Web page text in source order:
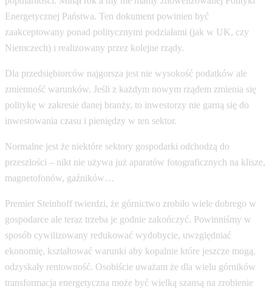
Energetycznej Państwa. Ten dokument powinien być
zaakceptowany ponad politycznymi podziałami (jak w UK, czy
Niemczech) i realizowany przez kolejne rządy.
Dla przedsiębiorców najgorsza jest nie wysokość podatków ale
zmienność warunków. Jeśli z każdym nowym rządem zmienia się
politykę w zakresie danej branży, to inwestorzy nie garną się do
inwestowania czasu i pieniędzy w ten sektor.
Normalne jest że niektóre sektory gospodarki odchodzą do
przeszłości – nikt nie używa już aparatów fotograficznych na klisze,
magnetofonów, gaźników…
Premier Steinhoff twierdzi, że górnictwo zrobiło wiele dobrego w
gospodarce ale teraz trzeba je godnie zakończyć. Powinniśmy w
sposób cywilizowany redukować wydobycie, uwzględniać
ekonomię, kształtować warunki aby kopalnie które jeszcze mogą,
odzyskały rentowność. Osobiście uważam że dla wielu górników
transformacja energetyczna może być wielką szansą na zrobienie